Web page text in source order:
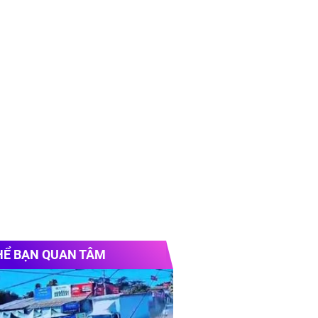
BẠN QUAN TÂM